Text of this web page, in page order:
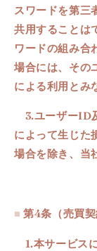
スワードを第三
共用することは
ワードの組み合
場合には、その
による利用とみ
3.ユーザーID
によって生じた
場合を除き、当
■第4条（売買契
1.本サービス